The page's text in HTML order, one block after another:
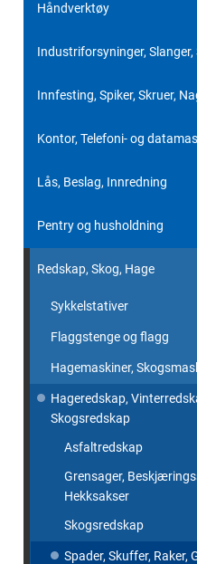
Håndverktøy
Industriforsyninger,
Innfesting, Spiker, Skruer,
Kontor, Telefoni- og
Lås, Beslag, Innredning
Pentry og husholdning
Redskap, Skog, Hage
Sykkelstativer
Flaggstenge og flagg
Hagemaskiner,
Hageredskap,
Skogsredskap
Asfaltredskap
Grensager,
Hekksakser
Skogsredskap
Spader, Skuffer, Raker,